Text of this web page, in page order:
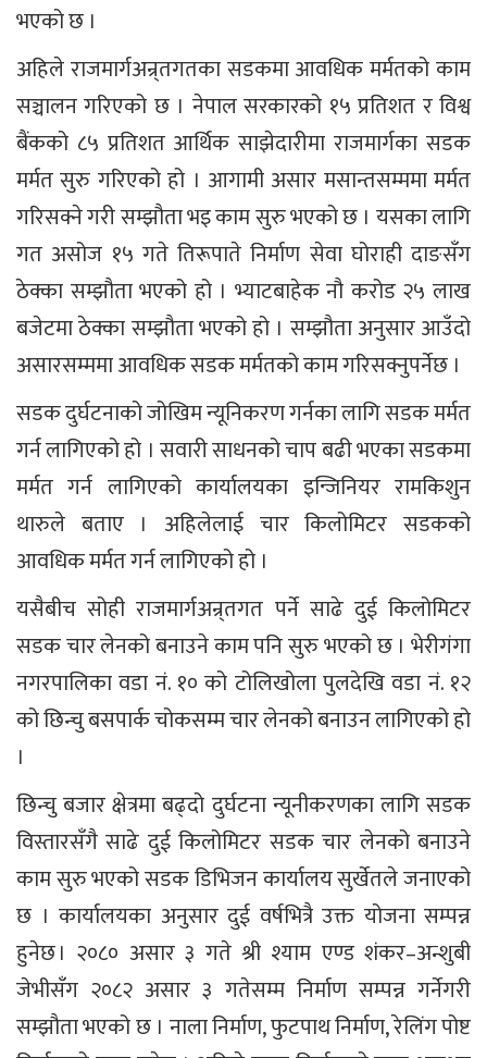
भएको छ ।
अहिले राजमार्गअन्र्तगतका सडकमा आवधिक मर्मतको काम
सञ्चालन गरिएको छ । नेपाल सरकारको १५ प्रतिशत र विश्व
बैंकको ८५ प्रतिशत आर्थिक साझेदारीमा राजमार्गका सडक
मर्मत सुरु गरिएको हो । आगामी असार मसान्तसम्ममा मर्मत
गरिसक्ने गरी सम्झौता भइ काम सुरु भएको छ । यसका लागि
गत असोज १५ गते तिरूपाते निर्माण सेवा घोराही दाङसँग
ठेक्का सम्झौता भएको हो । भ्याटबाहेक नौ करोड २५ लाख
बजेटमा ठेक्का सम्झौता भएको हो । सम्झौता अनुसार आउँदो
असारसम्ममा आवधिक सडक मर्मतको काम गरिसक्नुपर्नेछ ।
सडक दुर्घटनाको जोखिम न्यूनिकरण गर्नका लागि सडक मर्मत
गर्न लागिएको हो । सवारी साधनको चाप बढी भएका सडकमा
मर्मत गर्न लागिएको कार्यालयका इन्जिनियर रामकिशुन
थारुले बताए । अहिलेलाई चार किलोमिटर सडकको
आवधिक मर्मत गर्न लागिएको हो ।
यसैबीच सोही राजमार्गअन्र्तगत पर्ने साढे दुई किलोमिटर
सडक चार लेनको बनाउने काम पनि सुरु भएको छ । भेरीगंगा
नगरपालिका वडा नं. १० को टोलिखोला पुलदेखि वडा नं. १२
को छिन्चु बसपार्क चोकसम्म चार लेनको बनाउन लागिएको हो
।
छिन्चु बजार क्षेत्रमा बढ्दो दुर्घटना न्यूनीकरणका लागि सडक
विस्तारसँगै साढे दुई किलोमिटर सडक चार लेनको बनाउने
काम सुरु भएको सडक डिभिजन कार्यालय सुर्खेतले जनाएको
छ । कार्यालयका अनुसार दुई वर्षभित्रै उक्त योजना सम्पन्न
हुनेछ । २०८० असार ३ गते श्री श्याम एण्ड शंकर–अन्शुबी
जेभीसँग २०८२ असार ३ गतेसम्म निर्माण सम्पन्न गर्नेगरी
सम्झौता भएको छ । नाला निर्माण, फुटपाथ निर्माण, रेलिंग पोष्ट